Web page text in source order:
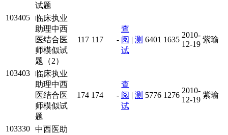
试题
103405
临床执业
助理中西
医结合医
师模似试
题（2）
117 117 -
查
阅 | 测
试
6401 1635
2010-
12-19
紫瑜
103403
临床执业
助理中西
医结合医
师模似试
题
174 174 -
查
阅 | 测
试
5776 1276
2010-
12-19
紫瑜
103330 中西医助